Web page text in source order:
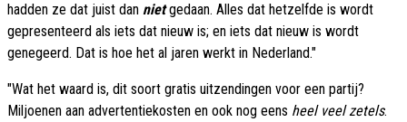
hadden ze dat juist dan nietgedaan. Alles dat hetzelfde is wordt
gepresenteerd als iets dat nieuw is; en iets dat nieuw is wordt
genegeerd. Dat is hoe het al jaren werkt in Nederland."
"Wat het waard is, dit soort gratis uitzendingen voor een partij?
Miljoenen aan advertentiekosten en ook nog eens heel veel zetels.